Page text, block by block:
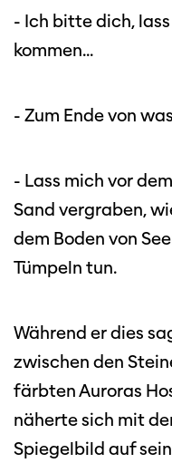
- Ich bitte dich,
kommen...
- Zum Ende von
- Lass mich vor
Sand vergraben,
dem Boden von
Tümpeln tun.
Während er dies
zwischen den
färbten Auroras
näherte sich mit
Spiegelbild auf